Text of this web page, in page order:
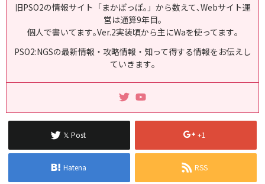
旧PSO2の情報サイト「まかぽっぽ｡」から数えて､Webサイト運
営は通算9年目｡
個人で書いてます｡Ver.2実装頃から主にWaを使ってます｡
PSO2:NGSの最新情報・攻略情報・知って得する情報をお伝えし
ていきます｡
𝕏 Post +1
Hatena RSS